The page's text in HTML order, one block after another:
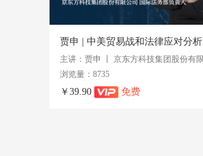
贾申 | 中美贸易战和法律应对分析
浏览量：8735
￥39.90 免费